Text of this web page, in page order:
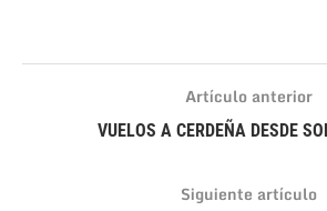
Artículo anterior
VUELOS A CERDEÑA DESDE
Siguiente artículo